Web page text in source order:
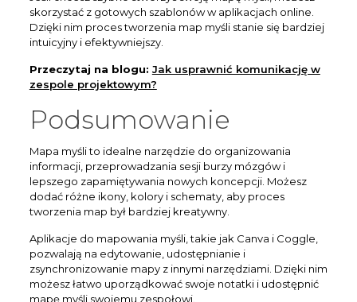
skorzystać z gotowych szablonów w aplikacjach online.
Dzięki nim proces tworzenia map myśli stanie się bardziej
intuicyjny i efektywniejszy.
Przeczytaj na blogu: Jak usprawnić komunikację w
zespole projektowym?
Podsumowanie
Mapa myśli to idealne narzędzie do organizowania
informacji, przeprowadzania sesji burzy mózgów i
lepszego zapamiętywania nowych koncepcji. Możesz
dodać różne ikony, kolory i schematy, aby proces
tworzenia map był bardziej kreatywny.
Aplikacje do mapowania myśli, takie jak Canva i Coggle,
pozwalają na edytowanie, udostępnianie i
zsynchronizowanie mapy z innymi narzędziami. Dzięki nim
możesz łatwo uporządkować swoje notatki i udostępnić
mapę myśli swojemu zespołowi.